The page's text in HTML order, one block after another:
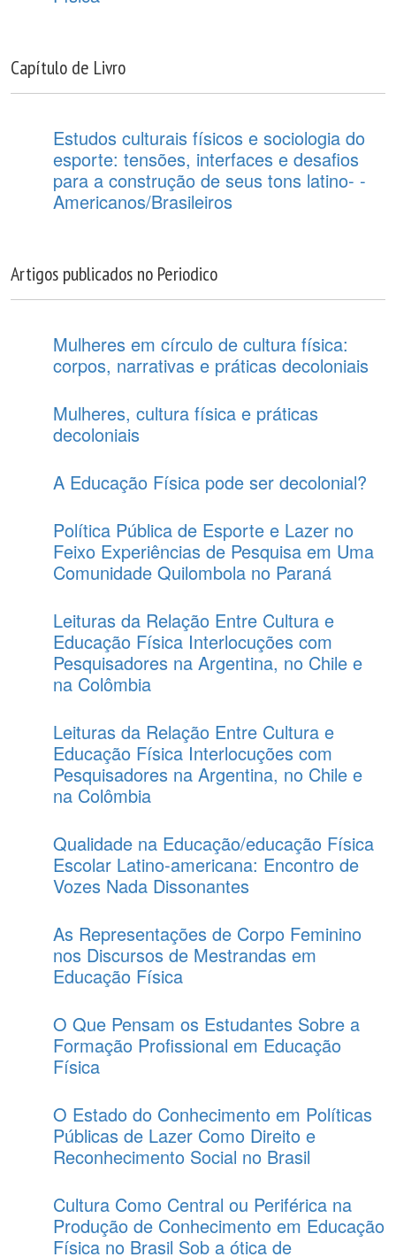
Capítulo de Livro
Estudos culturais físicos e sociologia do
esporte: tensões, interfaces e desafios
para a construção de seus tons latino- -
Americanos/Brasileiros
Artigos publicados no Periodico
Mulheres em círculo de cultura física:
corpos, narrativas e práticas decoloniais
Mulheres, cultura física e práticas
decoloniais
A Educação Física pode ser decolonial?
Política Pública de Esporte e Lazer no
Feixo Experiências de Pesquisa em Uma
Comunidade Quilombola no Paraná
Leituras da Relação Entre Cultura e
Educação Física Interlocuções com
Pesquisadores na Argentina, no Chile e
na Colômbia
Leituras da Relação Entre Cultura e
Educação Física Interlocuções com
Pesquisadores na Argentina, no Chile e
na Colômbia
Qualidade na Educação/educação Física
Escolar Latino-americana: Encontro de
Vozes Nada Dissonantes
As Representações de Corpo Feminino
nos Discursos de Mestrandas em
Educação Física
O Que Pensam os Estudantes Sobre a
Formação Profissional em Educação
Física
O Estado do Conhecimento em Políticas
Públicas de Lazer Como Direito e
Reconhecimento Social no Brasil
Cultura Como Central ou Periférica na
Produção de Conhecimento em Educação
Física no Brasil Sob a ótica de